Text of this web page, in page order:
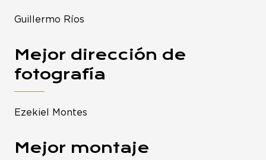
Guillermo Ríos
Mejor dirección de
fotografía
Ezekiel Montes
Mejor montaje